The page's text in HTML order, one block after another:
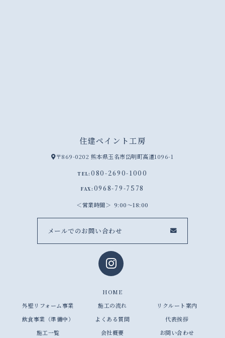
住建ペイント工房
〒869-0202 熊本県玉名市岱明町高道1096-1
TEL: 080-2690-1000
FAX: 0968-79-7578
営業時間 9:00～18:00
メールでのお問い合わせ
HOME
外壁リフォーム事業
飲食事業（準備中）
施工一覧
施工の流れ
よくある質問
会社概要
リクルート案内
代表挨拶
お問い合わせ